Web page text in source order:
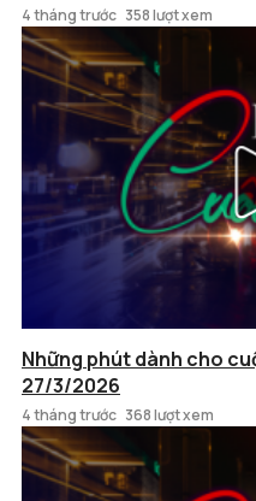
4 tháng trước 358 lượt xem
Những phút dành cho
27/3/2026
4 tháng trước 368 lượt xem